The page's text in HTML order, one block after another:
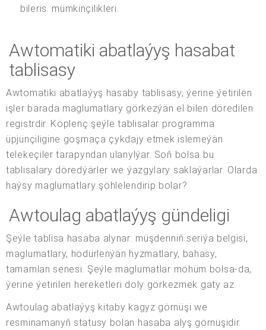
bileris. mümkinçilikleri.
Awtomatiki abatlaýyş hasabat
tablisasy
Awtomatiki abatlaýyş hasaby tablisasy, ýerine ýetirilen
işler barada maglumatlary görkezýän el bilen döredilen
registrdir. Köplenç şeýle tablisalar programma
üpjünçiligine goşmaça çykdajy etmek islemeýän
telekeçiler tarapyndan ulanylýar. Soň bolsa bu
tablisalary döredýärler we ýazgylary saklaýarlar. Olarda
haýsy maglumatlary şöhlelendirip bolar?
Awtoulag abatlaýyş gündeligi
Şeýle tablisa hasaba alynar: müşderiniň seriýa belgisi,
maglumatlary, hödürlenýän hyzmatlary, bahasy,
tamamlan senesi. Şeýle maglumatlar möhüm bolsa-da,
ýerine ýetirilen hereketleri doly görkezmek gaty az.
Awtoulag abatlaýyş kitaby kagyz görnüşi we
resminamanyň statusy bolan hasaba alyş görnüşidir.